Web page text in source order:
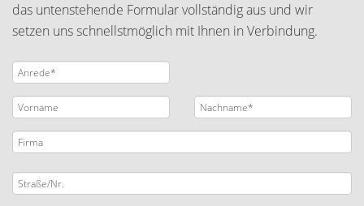
das untenstehende Formular vollständig aus und wir
setzen uns schnellstmöglich mit Ihnen in Verbindung.